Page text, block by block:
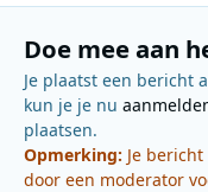
Doe mee aan
Je plaatst een bericht
kun je je nu
plaatsen.
Opmerking: Je
door een moderator